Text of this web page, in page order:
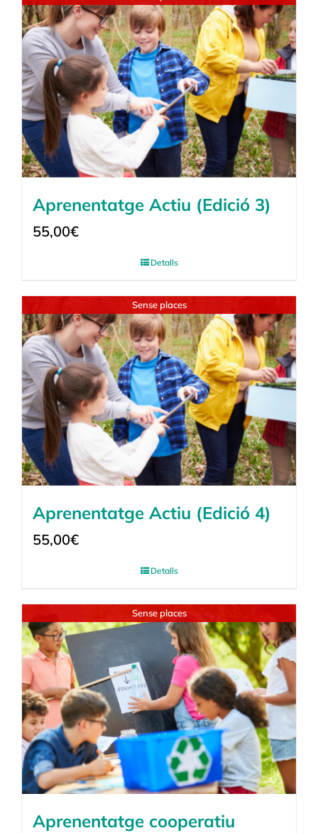
Aprenentatge Actiu (Edició 3)
55,00€
Detalls
Sense places
Aprenentatge Actiu (Edició 4)
55,00€
Detalls
Sense places
Aprenentatge cooperatiu